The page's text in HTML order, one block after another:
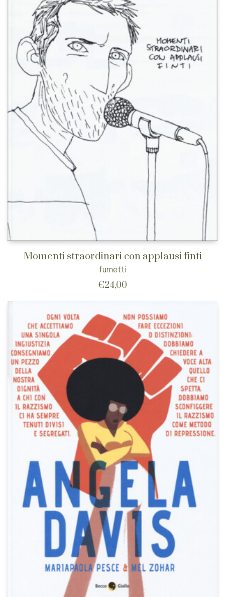
Momenti straordinari con applausi finti
fumetti
€24,00